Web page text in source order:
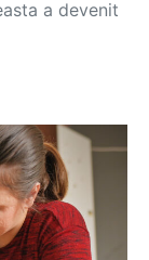
a devenit